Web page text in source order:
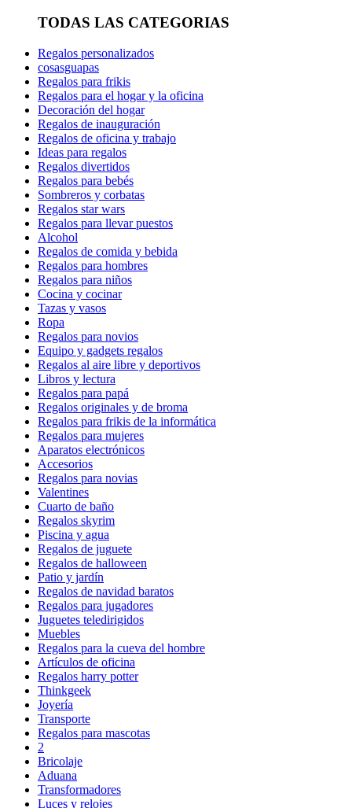
TODAS LAS CATEGORIAS
Regalos personalizados
cosasguapas
Regalos para frikis
Regalos para el hogar y la oficina
Decoración del hogar
Regalos de inauguración
Regalos de oficina y trabajo
Ideas para regalos
Regalos divertidos
Regalos para bebés
Sombreros y corbatas
Regalos star wars
Regalos para llevar puestos
Alcohol
Regalos de comida y bebida
Regalos para hombres
Regalos para niños
Cocina y cocinar
Tazas y vasos
Ropa
Regalos para novios
Equipo y gadgets regalos
Regalos al aire libre y deportivos
Libros y lectura
Regalos para papá
Regalos originales y de broma
Regalos para frikis de la informática
Regalos para mujeres
Aparatos electrónicos
Accesorios
Regalos para novias
Valentines
Cuarto de baño
Regalos skyrim
Piscina y agua
Regalos de juguete
Regalos de halloween
Patio y jardín
Regalos de navidad baratos
Regalos para jugadores
Juguetes teledirigidos
Muebles
Regalos para la cueva del hombre
Artículos de oficina
Regalos harry potter
Thinkgeek
Joyería
Transporte
Regalos para mascotas
2
Bricolaje
Aduana
Transformadores
Luces y relojes